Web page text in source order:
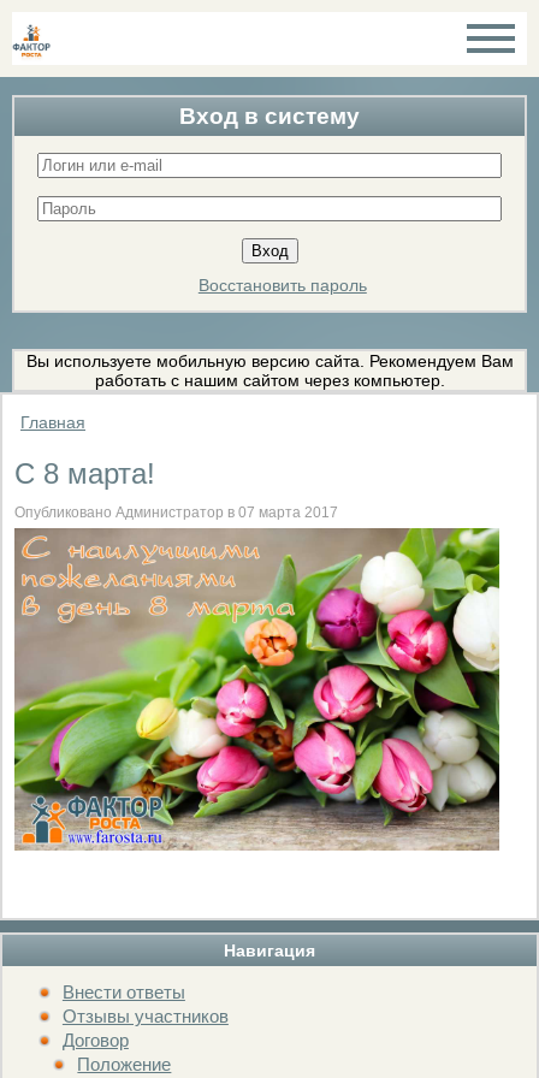
Вход в систему
Восстановить пароль
Вы используете мобильную версию сайта. Рекомендуем Вам
работать с нашим сайтом через компьютер.
Навигация
Внести ответы
Отзывы участников
Договор
Положение
Главная
С 8 марта!
Опубликовано Администратор в 07 марта 2017